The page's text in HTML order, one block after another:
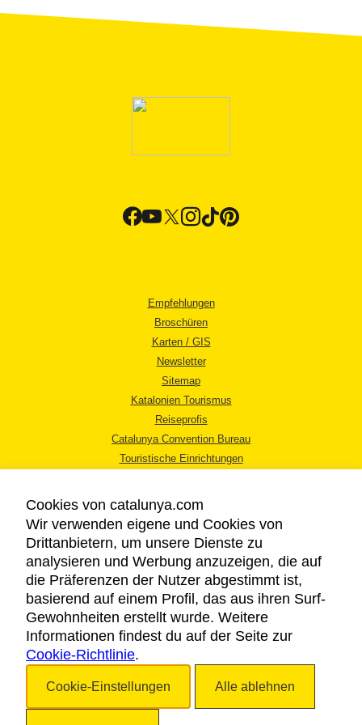
Empfehlungen
Broschüren
Karten / GIS
Newsletter
Sitemap
Katalonien Tourismus
Reiseprofis
Catalunya Convention Bureau
Touristische Einrichtungen
RECHTLICHER HINWEIS
DATENSCHUTZICHTLINIE
COOKIES
BARRIEREFREIHEIT
Cookies von catalunya.com
Wir verwenden eigene und Cookies von
Drittanbietern, um unsere Dienste zu
analysieren und Werbung anzuzeigen, die auf
die Präferenzen der Nutzer abgestimmt ist,
basierend auf einem Profil, das aus ihren Surf-
Gewohnheiten erstellt wurde. Weitere
Informationen findest du auf der Seite zur
Cookie-Richtlinie.
Cookie-Einstellungen Alle ablehnen